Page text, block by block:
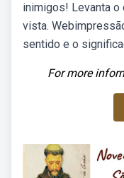
inimigos! Levanta o
vista.
sentido e o
For more